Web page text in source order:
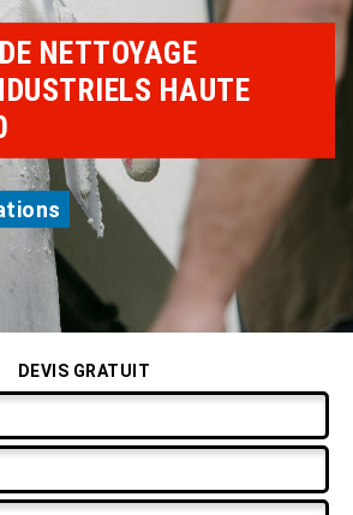
NETTOYAGE
HAUTE
DEVIS GRATUIT